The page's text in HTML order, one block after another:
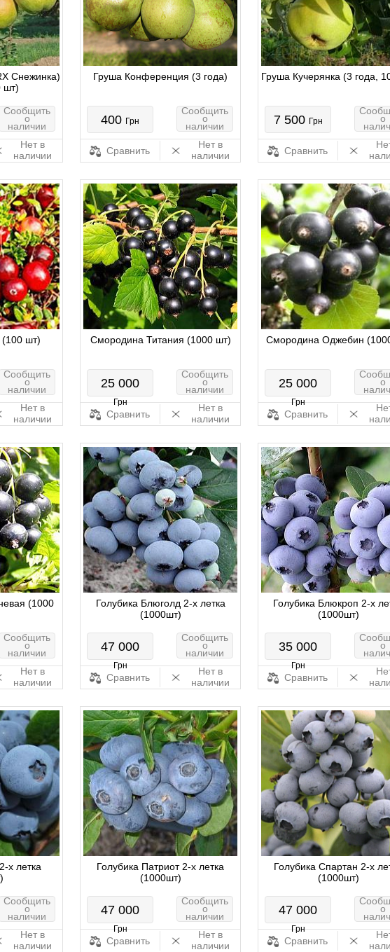
Снежинка)
шт)
Сообщить
о
наличии
Нет в
наличии
Груша Конференция (3 года)
400 Грн
Сообщить
о
наличии
Сравнить
Нет в
наличии
Груша Кучерянка (3 года,
7 500 Грн о
Сравнить
(100 шт)
Сообщить
о
наличии
Нет в
наличии
Смородина Титания (1000 шт)
25 000
Грн
Сообщить
о
наличии
Сравнить
Нет в
наличии
Смородина Оджебин
25 000
Грн
о
Сравнить
(1000
Сообщить
о
наличии
Нет в
наличии
Голубика Блюголд 2-х летка
(1000шт)
47 000
Грн
Сообщить
о
наличии
Сравнить
Нет в
наличии
Голубика Блюкроп 2-х
(1000шт)
35 000
Грн
о
Сравнить
х летка
Сообщить
о
наличии
Нет в
наличии
Голубика Патриот 2-х летка
(1000шт)
47 000
Грн
Сообщить
о
наличии
Сравнить
Нет в
наличии
Голубика Спартан 2-х
(1000шт)
47 000
Грн
о
Сравнить